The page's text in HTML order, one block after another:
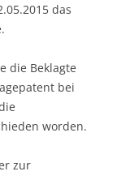
das
die Beklagte
bei
worden.
zur